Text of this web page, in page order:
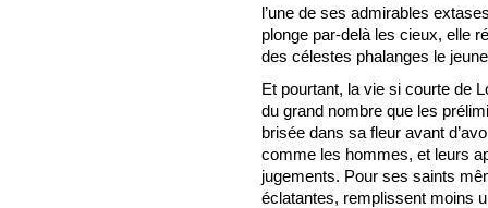
l’une de ses admirables
plonge par-delà les cieux, elle
des célestes phalanges le
Et pourtant, la vie si courte de
du grand nombre que les
brisée dans sa fleur avant
comme les hommes, et leurs
jugements. Pour ses saints
éclatantes, remplissent moins